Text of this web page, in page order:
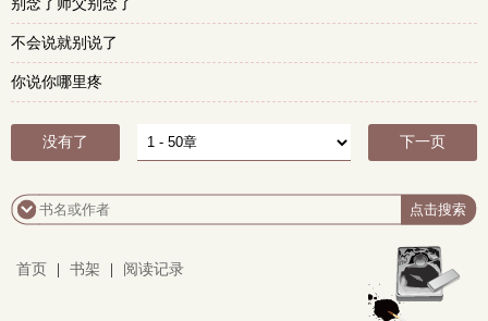
别念了师父别念了
不会说就别说了
你说你哪里疼
没有了 下一页
首页 书架 阅读记录